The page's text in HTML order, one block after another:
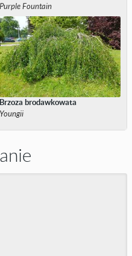
Purple Fountain
Brzoza brodawkowata
Youngii